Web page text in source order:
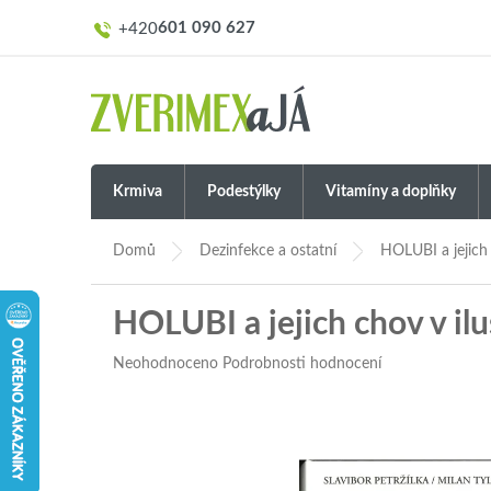
601 090 627
Krmiva Podestýlky Vitamíny a doplňky
Domů Dezinfekce a ostatní HOLUBI a
HOLUBI a jejich chov v
Průměrné
Neohodnoceno Podrobnosti hodnocení